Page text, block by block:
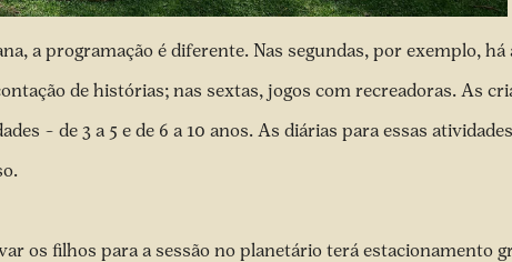
a programação é diferente. Nas segundas, por exemplo, há
de histórias; nas sextas, jogos com recreadoras. As
– de 3 a 5 e de 6 a 10 anos. As diárias para essas
os filhos para a sessão no planetário terá estacionamento